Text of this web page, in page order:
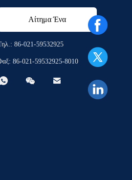
Αίτημα Ένα
απόσπασμα
86-021-59532925
86-021-59532925-8010
 